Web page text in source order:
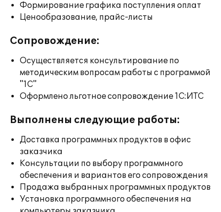
Формирование графика поступления оплат
Ценообразование, прайс-листы
Сопровождение:
Осуществляется консультирование по
методическим вопросам работы с программой
"1С"
Оформлено льготное сопровождение 1С:ИТС
Выполнены следующие работы:
Доставка программных продуктов в офис
заказчика
Консультации по выбору программного
обеспечения и вариантов его сопровождения
Продажа выбранных программных продуктов
Установка программного обеспечения на